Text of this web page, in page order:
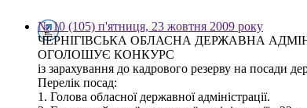
№ 10 (105) п'ятниця, 23 жовтня 2009 року
ЧЕРНІГІВСЬКА ОБЛАСНА ДЕРЖАВНА
ОГОЛОШУЄ КОНКУРС
із зарахування до кадрового резерву на посади
Перелік посад:
1. Голова обласної державної адміністрації.